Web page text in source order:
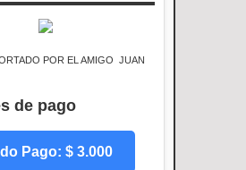
POR EL AMIGO JUAN
de pago
Pago: $ 3.000